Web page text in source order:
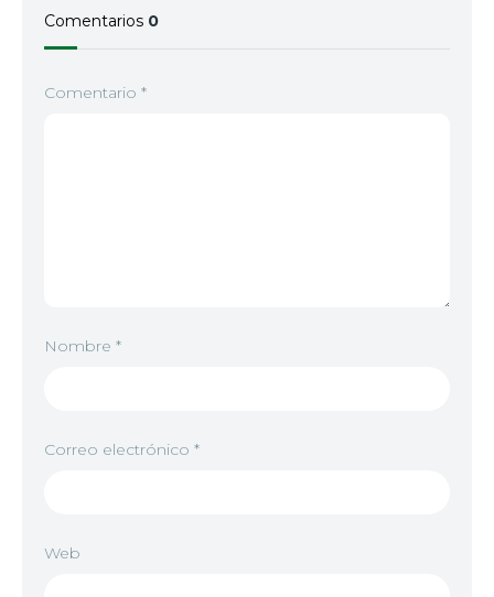
Comentarios 0
Comentario *
Nombre *
Correo electrónico *
Web